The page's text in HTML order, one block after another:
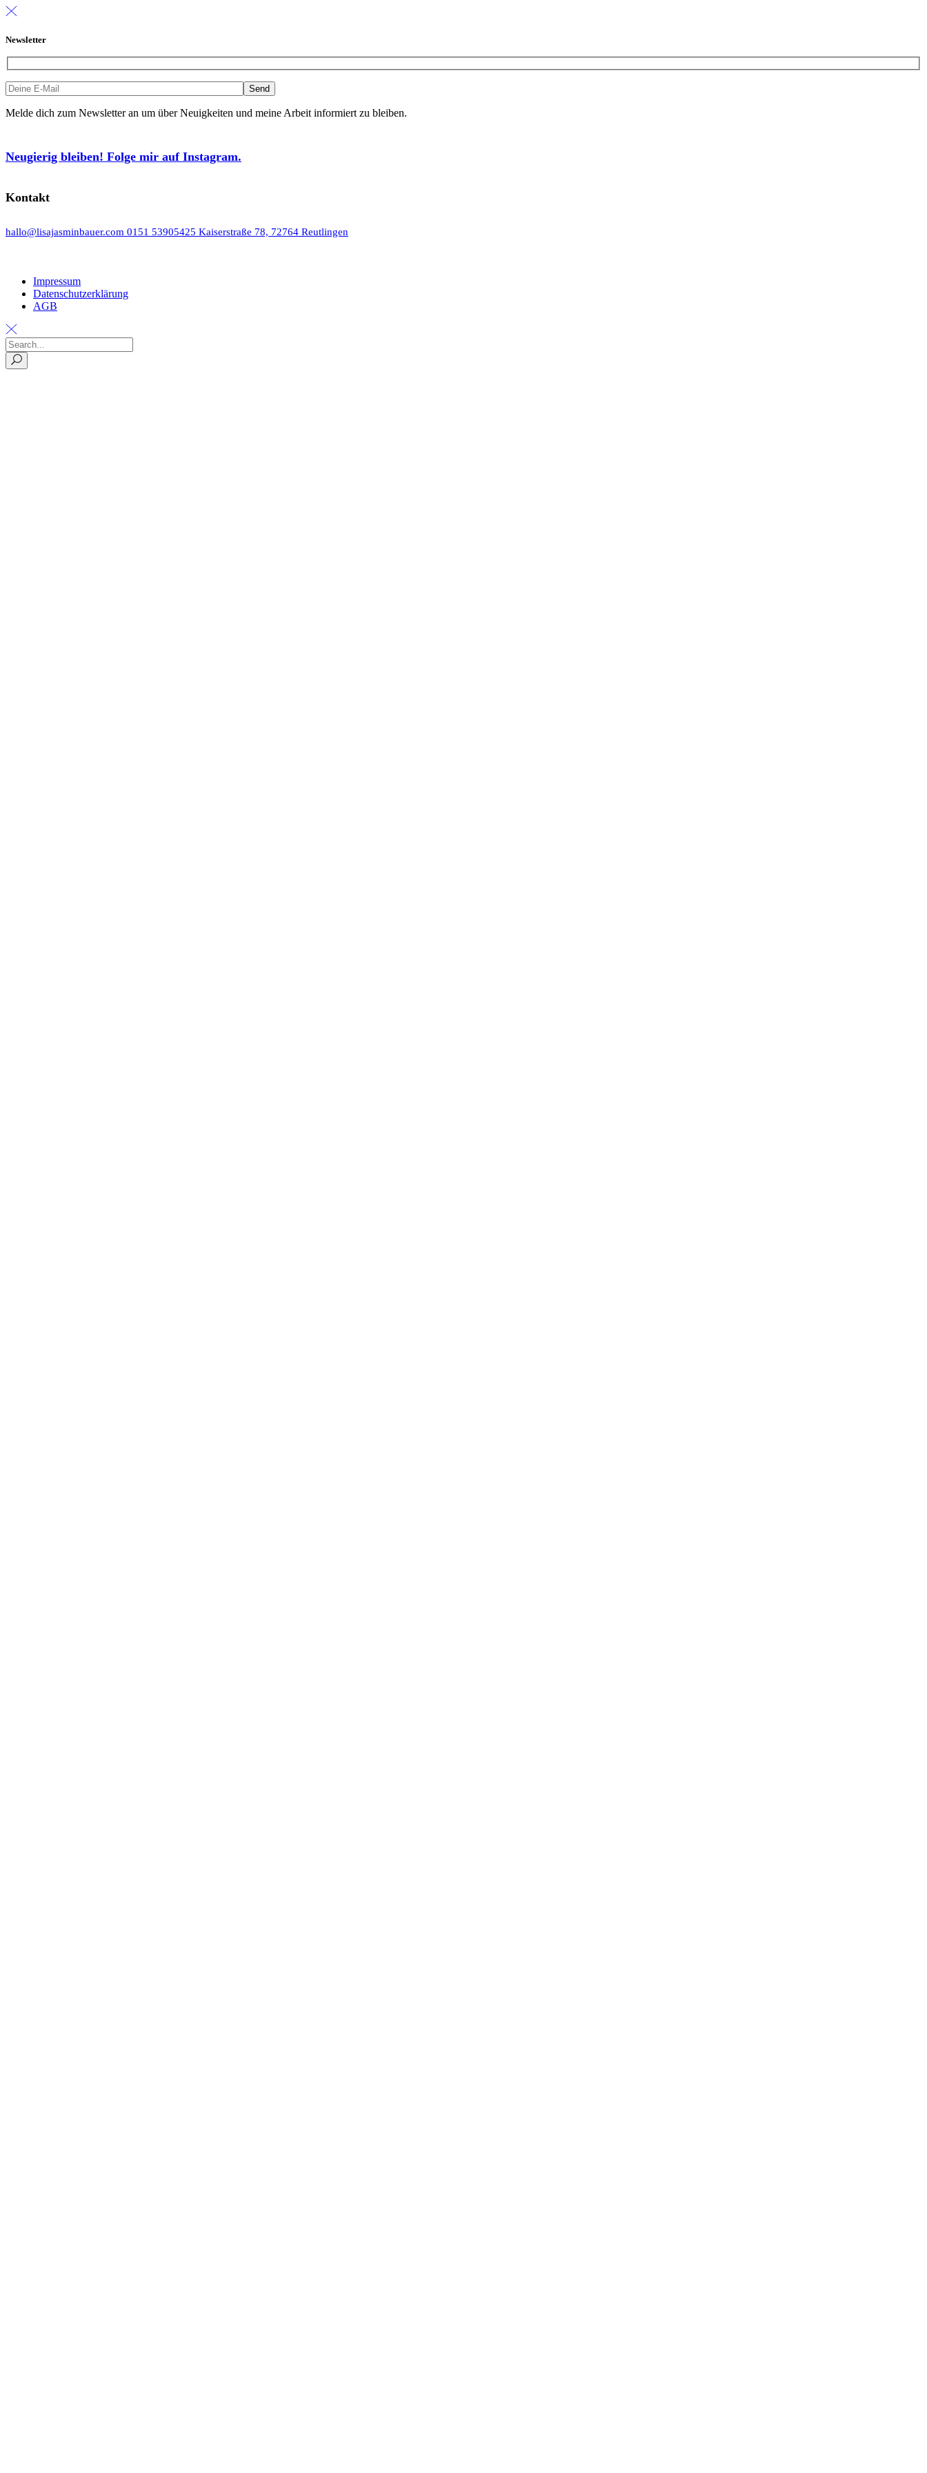
Newsletter
Melde dich zum Newsletter an um über Neuigkeiten und meine Arbeit informiert zu bleiben.
Neugierig bleiben! Folge mir auf Instagram.
Kontakt
hallo@lisajasminbauer.com 0151 53905425 Kaiserstraße 78, 72764 Reutlingen
Impressum
Datenschutzerklärung
AGB